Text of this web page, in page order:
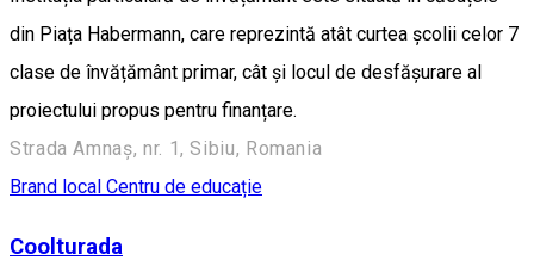
din Piața Habermann, care reprezintă atât curtea școlii celor 7
clase de învățământ primar, cât și locul de desfășurare al
proiectului propus pentru finanțare.
Strada Amnaș, nr. 1, Sibiu, Romania
Brand local Centru de educație
Coolturada